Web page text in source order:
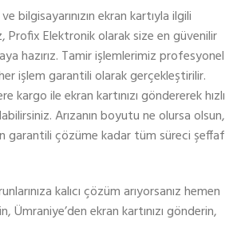
bilgisayarınızın ekran kartıyla ilgili
Profix Elektronik olarak size en güvenilir
hazırız. Tamir işlemlerimiz profesyonel
işlem garantili olarak gerçekleştirilir.
kargo ile ekran kartınızı göndererek hızlı
Arızanın boyutu ne olursa olsun,
garantili çözüme kadar tüm süreci şeffaf
kalıcı çözüm arıyorsanız hemen
Ümraniye’den ekran kartınızı gönderin,